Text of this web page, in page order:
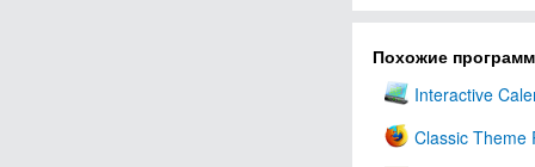
Похожие
Interactive
Classic Theme